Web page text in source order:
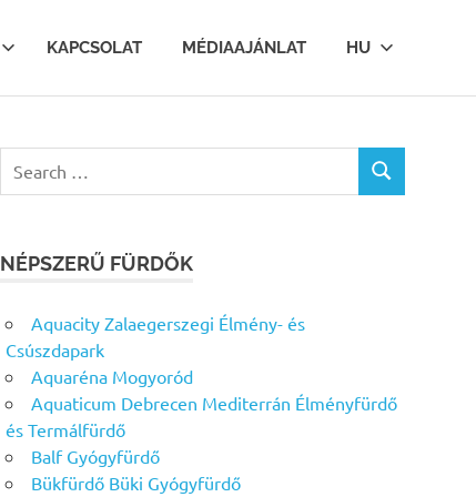
KAPCSOLAT MÉDIAAJÁNLAT HU
for:
SEARCH
NÉPSZERŰ FÜRDŐK
Aquacity Zalaegerszegi Élmény- és
Csúszdapark
Aquaréna Mogyoród
Aquaticum Debrecen Mediterrán Élményfürdő
és Termálfürdő
Balf Gyógyfürdő
Bükfürdő Büki Gyógyfürdő